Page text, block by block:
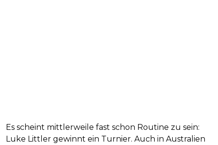
Es scheint mittlerweile fast schon Routine zu sein:
Luke Littler gewinnt ein Turnier. Auch in Australien